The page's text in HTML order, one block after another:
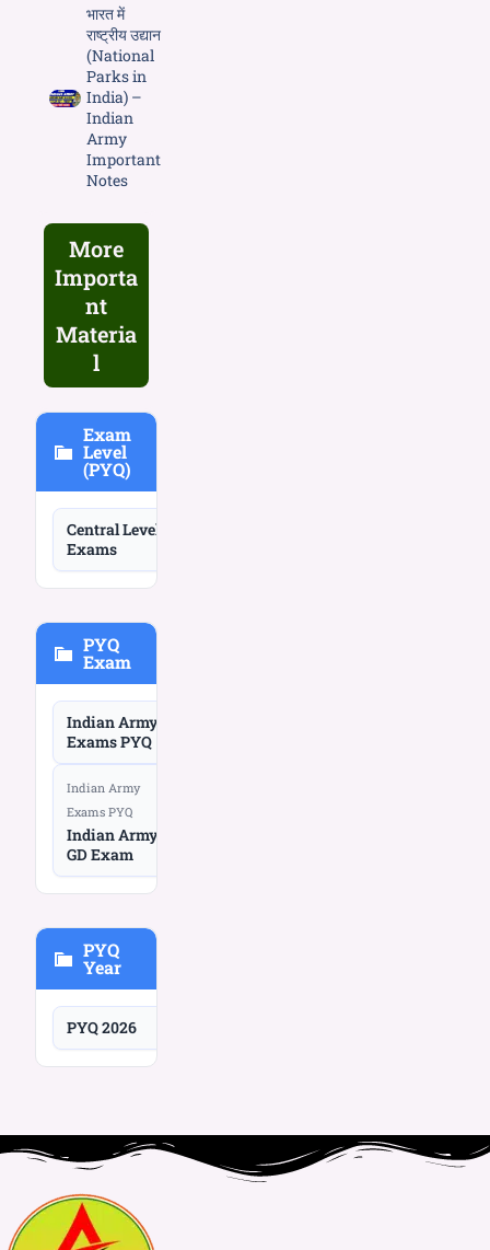
भारत में
राष्ट्रीय उद्यान
(National
Parks in
India) –
Indian
Army
Important
Notes
More
Importa
nt
Materia
l
Exam
Level
(PYQ)
Central Level
Exams
PYQ
Exam
Indian Army
Exams PYQ
Indian Army
Exams PYQ
Indian Army
GD Exam
PYQ
Year
PYQ 2026